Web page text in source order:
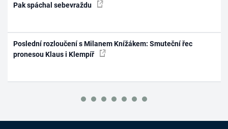
Pak spáchal sebevraždu
Poslední rozloučení s Milanem Knížákem: Smuteční řec
pronesou Klaus i Klempíř